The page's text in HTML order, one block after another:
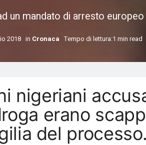
un mandato di arresto europeo
2018 in Cronaca Tempo di lettura:1 min read
nigeriani
erano
del processo.